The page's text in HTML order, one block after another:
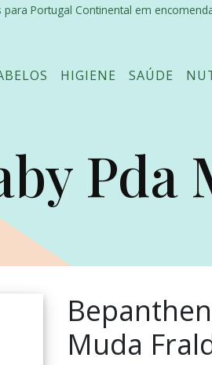
para Portugal Continental em
HIGIENE SAÚDE
Pda
Muda